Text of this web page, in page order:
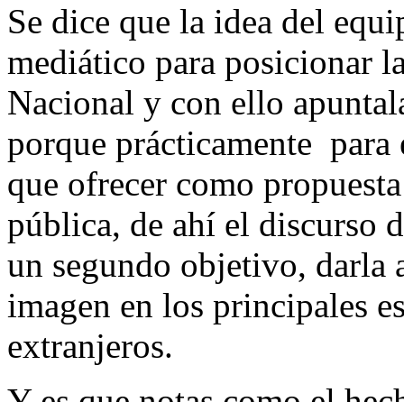
Se dice que la idea del
mediático para posicionar
Nacional y con ello
porque prácticamente para
que ofrecer como
pública, de ahí el discurso
un segundo objetivo, darla
imagen en los principales
extranjeros.